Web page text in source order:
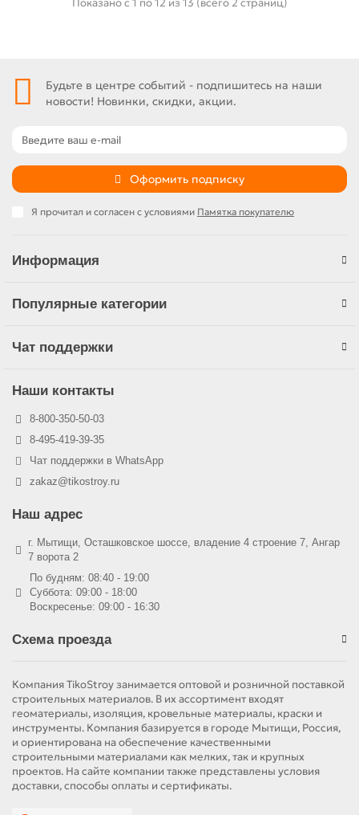
Показано с 1 по 12 из 13 (всего 2 страниц)
Будьте в центре событий - подпишитесь на наши
новости! Новинки, скидки, акции.
Оформить подписку
Я прочитал и согласен с условиями Памятка покупателю
Информация
Популярные категории
Чат поддержки
Наши контакты
8-800-350-50-03
8-495-419-39-35
Чат поддержки в WhatsApp
zakaz@tikostroy.ru
Наш адрес
г. Мытищи, Осташковское шоссе, владение 4 строение 7, Ангар
7 ворота 2
По будням: 08:40 - 19:00
Суббота: 09:00 - 18:00
Воскресенье: 09:00 - 16:30
Схема проезда
Компания TikoStroy занимается оптовой и розничной поставкой
строительных материалов. В их ассортимент входят
геоматериалы, изоляция, кровельные материалы, краски и
инструменты. Компания базируется в городе Мытищи, Россия,
и ориентирована на обеспечение качественными
строительными материалами как мелких, так и крупных
проектов. На сайте компании также представлены условия
доставки, способы оплаты и сертификаты.